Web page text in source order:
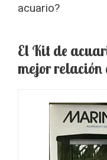
acuario?
El Kit de
mejor